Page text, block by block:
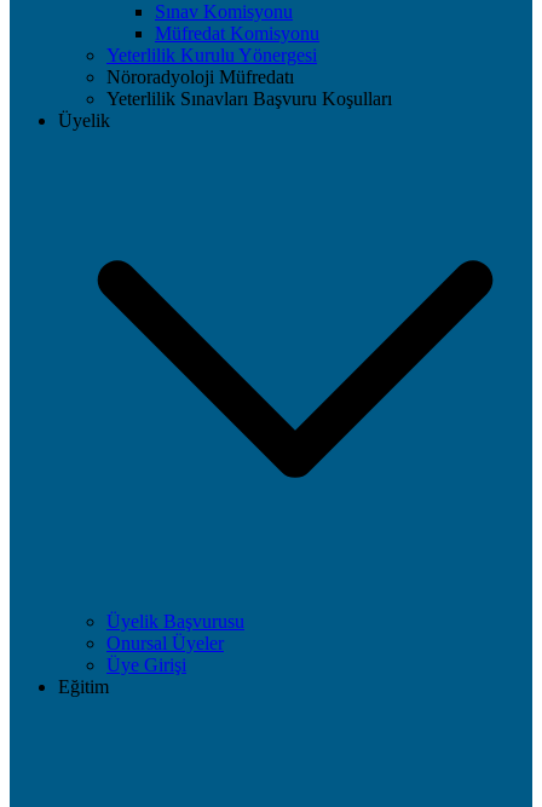
Sınav Komisyonu
Müfredat Komisyonu
Yeterlilik Kurulu Yönergesi
Nöroradyoloji Müfredatı
Yeterlilik Sınavları Başvuru Koşulları
Üyelik
Üyelik Başvurusu
Onursal Üyeler
Üye Girişi
Eğitim